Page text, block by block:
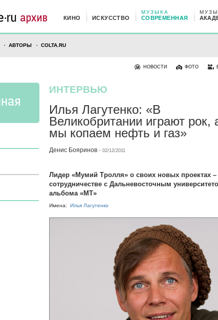
КИНО ИСКУССТВО СОВРЕМЕННАЯ
МУЗЫКА
АВТОРЫ COLTA.RU
НОВОСТИ ФОТО
ИНТЕРВЬЮ
Илья Лагутенко: «В
Великобритании играют рок,
мы копаем нефть и газ»
Денис Бояринов · 02/12/2011
Лидер «Мумий Тролля» о своих новых проектах –
сотрудничестве с Дальневосточным
альбома «МТ»
Имена: Илья Лагутенко